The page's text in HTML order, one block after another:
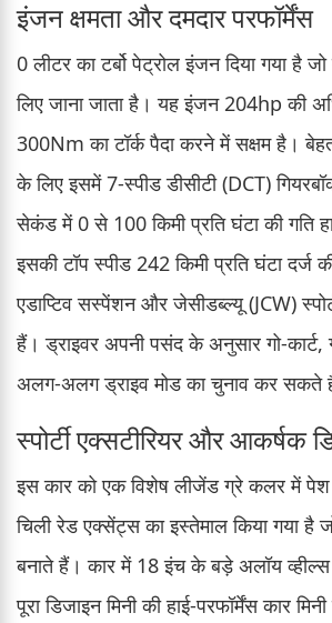
इंजन क्षमता और दमदार परफॉर्मेंस
0 लीटर का टर्बो पेट्रोल इंजन दिया गया है
लिए जाना जाता है। यह इंजन 204hp की
300Nm का टॉर्क पैदा करने में सक्षम है।
के लिए इसमें 7-स्पीड डीसीटी (DCT)
सेकंड में 0 से 100 किमी प्रति घंटा की गति
इसकी टॉप स्पीड 242 किमी प्रति घंटा दर्ज
एडाप्टिव सस्पेंशन और जेसीडब्ल्यू (JCW)
हैं। ड्राइवर अपनी पसंद के अनुसार गो-
अलग-अलग ड्राइव मोड का चुनाव कर सकते
स्पोर्टी एक्सटीरियर और आकर्षक
इस कार को एक विशेष लीजेंड ग्रे कलर में पेश
चिली रेड एक्सेंट्स का इस्तेमाल किया गया है
बनाते हैं। कार में 18 इंच के बड़े अलॉय
पूरा डिजाइन मिनी की हाई-परफॉर्मेंस कार